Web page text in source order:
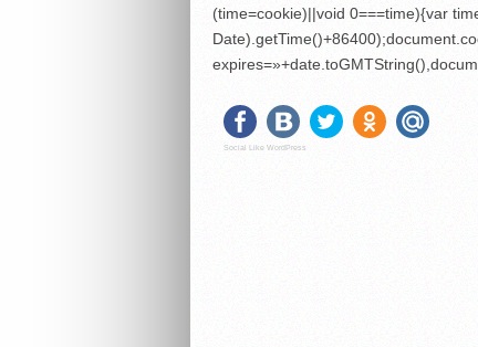
(time=cookie)||void 0===time){var
Social Like WordPress